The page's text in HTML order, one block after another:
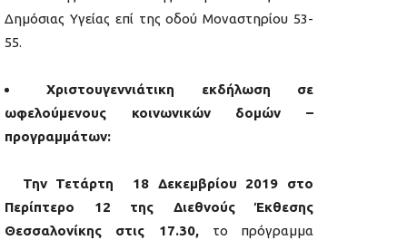
Δημόσιας Υγείας επί της οδού Μοναστηρίου 53-
55.
Χριστουγεννιάτικη εκδήλωση σε
ωφελούμενους κοινωνικών δομών –
προγραμμάτων:
Την Τετάρτη 18 Δεκεμβρίου
2019 στο
Περίπτερο 12 της Διεθνούς Έκθεσης
Θεσσαλονίκης στις 17.30, το πρόγραμμα